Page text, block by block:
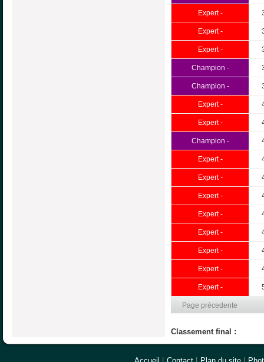
Expert -
Expert -
Expert -
Champion -
Champion -
Expert -
Expert -
Champion -
Expert -
Expert -
Expert -
Expert -
Expert -
Expert -
Expert -
Expert -
Page précedente
Classement final :